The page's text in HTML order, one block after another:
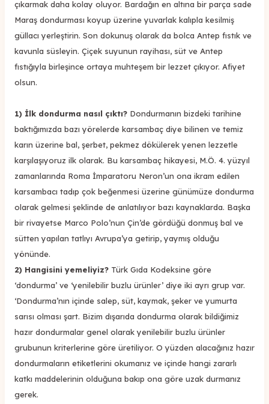
çıkarmak daha kolay oluyor. Bardağın en altına bir parça sade
Maraş dondurması koyup üzerine yuvarlak kalıpla kesilmiş
güllacı yerleştirin. Son dokunuş olarak da bolca Antep fıstık ve
kavunla süsleyin. Çiçek suyunun rayihası, süt ve Antep
fıstığıyla birleşince ortaya muhteşem bir lezzet çıkıyor. Afiyet
olsun.
1) İlk dondurma nasıl çıktı? Dondurmanın bizdeki tarihine
baktığımızda bazı yörelerde karsambaç diye bilinen ve temiz
karın üzerine bal, şerbet, pekmez dökülerek yenen lezzetle
karşılaşıyoruz ilk olarak. Bu karsambaç hikayesi, M.Ö. 4. yüzyıl
zamanlarında Roma İmparatoru Neron’un ona ikram edilen
karsambacı tadıp çok beğenmesi üzerine günümüze dondurma
olarak gelmesi şeklinde de anlatılıyor bazı kaynaklarda. Başka
bir rivayetse Marco Polo’nun Çin’de gördüğü donmuş bal ve
sütten yapılan tatlıyı Avrupa’ya getirip, yaymış olduğu
yönünde.
2) Hangisini yemeliyiz? Türk Gıda Kodeksine göre
‘dondurma’ ve ‘yenilebilir buzlu ürünler’ diye iki ayrı grup var.
‘Dondurma’nın içinde salep, süt, kaymak, şeker ve yumurta
sarısı olması şart. Bizim dışarıda dondurma olarak bildiğimiz
hazır dondurmalar genel olarak yenilebilir buzlu ürünler
grubunun kriterlerine göre üretiliyor. O yüzden alacağınız hazır
dondurmaların etiketlerini okumanız ve içinde hangi zararlı
katkı maddelerinin olduğuna bakıp ona göre uzak durmanız
gerek.